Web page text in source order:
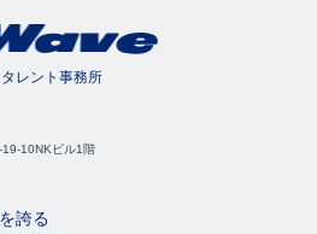
レント事務所
10NKビル1階
誇る